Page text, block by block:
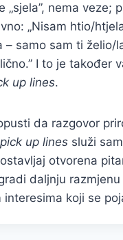
„sjela”, nema veze;
„Nisam htio/
– samo sam ti želio/
I to je također
up lines.
da razgovor
pick up lines služi
otvorena
daljnju razmjenu
interesima koji se